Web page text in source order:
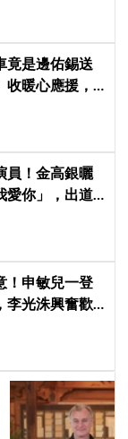
竟是邊佑錫送
暖心應援，
員！金高銀曬
愛你」，出道
！申敏兒一登
李光洙興奮歡